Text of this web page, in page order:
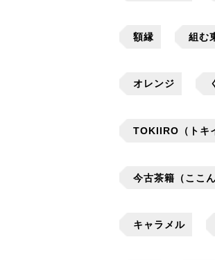
額縁 組む
オレンジ
TOKIIRO（トキ
今古茶籍（ここ
キャラメル